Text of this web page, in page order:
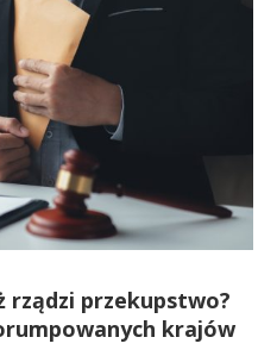
rządzi przekupstwo?
krajów